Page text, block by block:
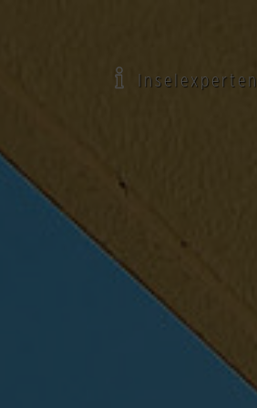
Inselexperten